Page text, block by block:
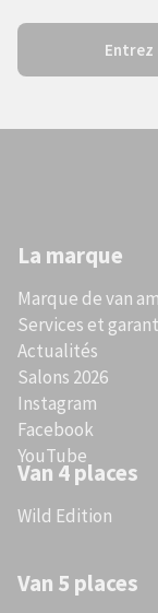
Entrez
La marque
Marque de van
Services et
Actualités
Salons 2026
Instagram
Facebook
YouTube
Van 4 places
Wild Edition
Van 5 places